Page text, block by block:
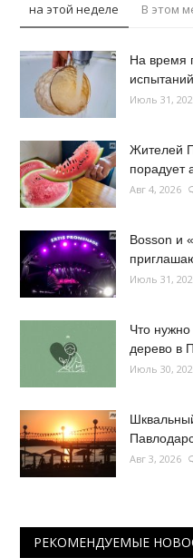
на этой неделе В этом
На время
Июль 31,
Жителей
порадует
Авг 4, 2026
Bosson и
Июль 31,
Что нужно
дерево в
Июль 30,
Авг 3, 2026
РЕКОМЕНДУЕМЫЕ